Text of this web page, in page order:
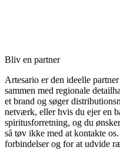
Bliv en partner
Artesario er den ideelle
sammen med regionale
et brand og søger
netværk, eller hvis du ejer en
spiritusforretning, og du
så tøv ikke med at kontakte
forbindelser og for at udvide